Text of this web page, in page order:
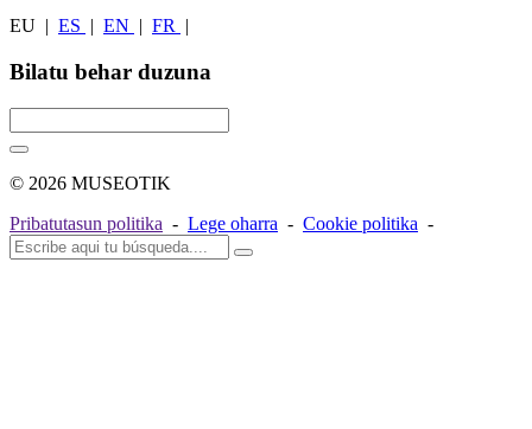
EU | ES | EN | FR |
Bilatu behar duzuna
© 2026 MUSEOTIK
Pribatutasun politika - Lege oharra - Cookie politika -